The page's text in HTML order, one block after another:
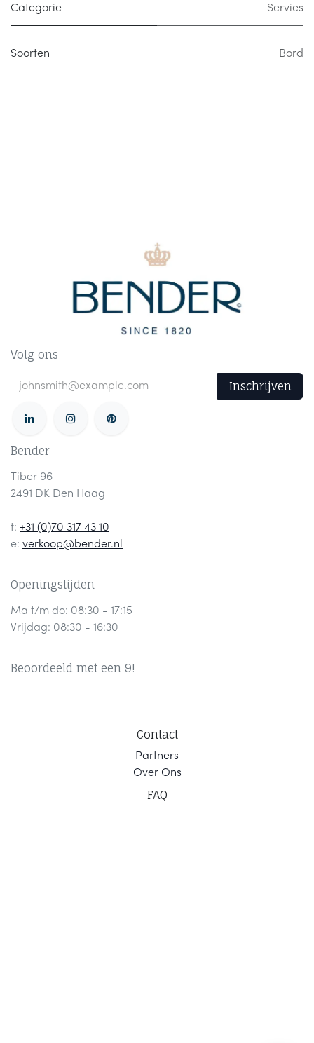
Categorie Servies
Soorten Bord
Volg ons
Inschrijven
Bender
Tiber 96
2491 DK Den Haag
t: +31 (0)70 317 43 10
e: verkoop@bender.nl
Openingstijden
Ma t/m do: 08:30 - 17:15
Vrijdag: 08:30 - 16:30
Beoordeeld met een 9!
Contact
Partners
Over Ons
FAQ